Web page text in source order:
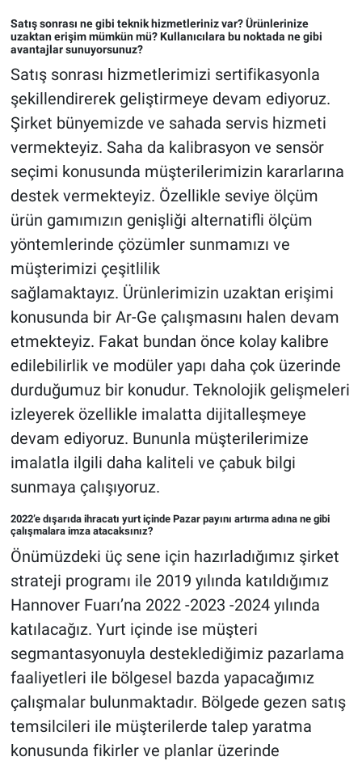
Satış sonrası ne gibi teknik hizmetleriniz var? Ürünlerinize
uzaktan erişim mümkün mü? Kullanıcılara bu noktada ne gibi
avantajlar sunuyorsunuz?
Satış sonrası hizmetlerimizi sertifikasyonla
şekillendirerek geliştirmeye devam ediyoruz.
Şirket bünyemizde ve sahada servis hizmeti
vermekteyiz. Saha da kalibrasyon ve sensör
seçimi konusunda müşterilerimizin kararlarına
destek vermekteyiz. Özellikle seviye ölçüm
ürün gamımızın genişliği alternatifli ölçüm
yöntemlerinde çözümler sunmamızı ve
müşterimizi çeşitlilik
sağlamaktayız. Ürünlerimizin uzaktan erişimi
konusunda bir Ar-Ge çalışmasını halen devam
etmekteyiz. Fakat bundan önce kolay kalibre
edilebilirlik ve modüler yapı daha çok üzerinde
durduğumuz bir konudur. Teknolojik gelişmeleri
izleyerek özellikle imalatta dijitalleşmeye
devam ediyoruz. Bununla müşterilerimize
imalatla ilgili daha kaliteli ve çabuk bilgi
sunmaya çalışıyoruz.
2022’e dışarıda ihracatı yurt içinde Pazar payını artırma adına ne gibi
çalışmalara imza atacaksınız?
Önümüzdeki üç sene için hazırladığımız şirket
strateji programı ile 2019 yılında katıldığımız
Hannover Fuarı’na 2022 -2023 -2024 yılında
katılacağız. Yurt içinde ise müşteri
segmantasyonuyla desteklediğimiz pazarlama
faaliyetleri ile bölgesel bazda yapacağımız
çalışmalar bulunmaktadır. Bölgede gezen satış
temsilcileri ile müşterilerde talep yaratma
konusunda fikirler ve planlar üzerinde